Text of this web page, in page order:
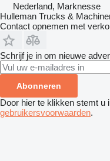
Nederland, Marknesse
Hulleman Trucks &
Contact opnemen met
Schrijf je in om nieuwe
Abonneren
Door hier te klikken stemt u
gebruikersvoorwaarden.